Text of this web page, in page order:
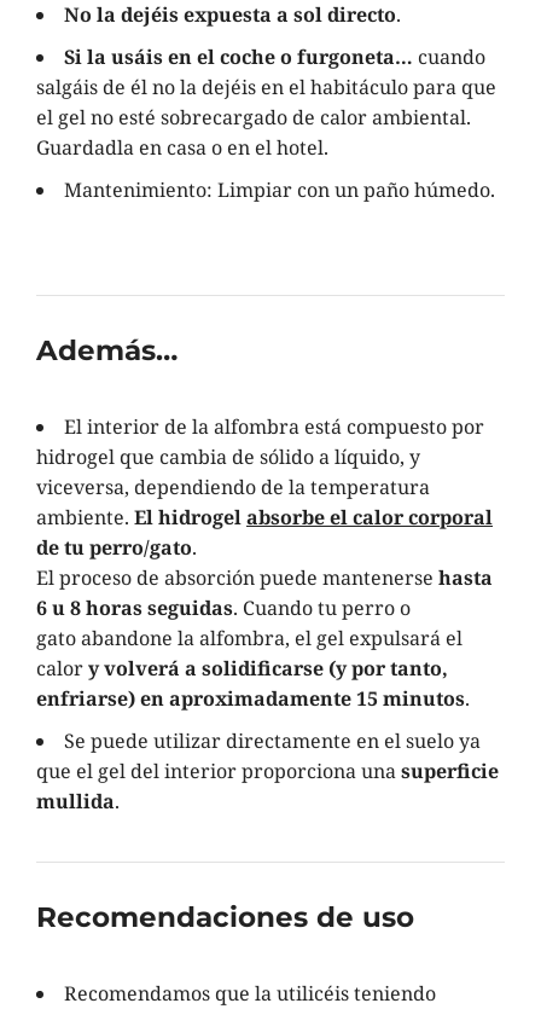
No la dejéis expuesta a sol directo.
Si la usáis en el coche o furgoneta… cuando
salgáis de él no la dejéis en el habitáculo para que
el gel no esté sobrecargado de calor ambiental.
Guardadla en casa o en el hotel.
Mantenimiento: Limpiar con un paño húmedo.
Además…
El interior de la alfombra está compuesto por
hidrogel que cambia de sólido a líquido, y
viceversa, dependiendo de la temperatura
ambiente. El hidrogelabsorbe el calor corporal
de tu perro/gato.
El proceso de absorción puede mantenerse hasta
6 u 8 horas seguidas. Cuando tu perro o
gato abandone la alfombra, el gel expulsará el
calory volverá a solidificarse (y por tanto,
enfriarse) en aproximadamente 15 minutos.
Se puede utilizar directamente en el suelo ya
que el gel del interior proporciona unasuperficie
mullida.
Recomendaciones de uso
Recomendamos que la utilicéis teniendo